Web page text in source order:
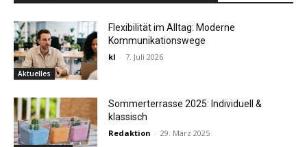
Aktuelles
Flexibilität im Alltag: Moderne
Kommunikationswege
kl - 7. Juli 2026
Sommerterrasse 2025: Individuell &
klassisch
Redaktion - 29. März 2025